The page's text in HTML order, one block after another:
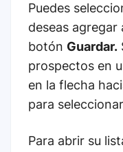
Puedes
deseas agregar
botón Guardar.
prospectos en
en la flecha
para
Para abrir su